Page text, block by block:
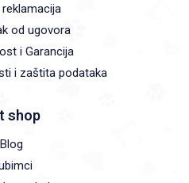
od ugovora
i Garancija
i zaštita podataka
shop
Blog